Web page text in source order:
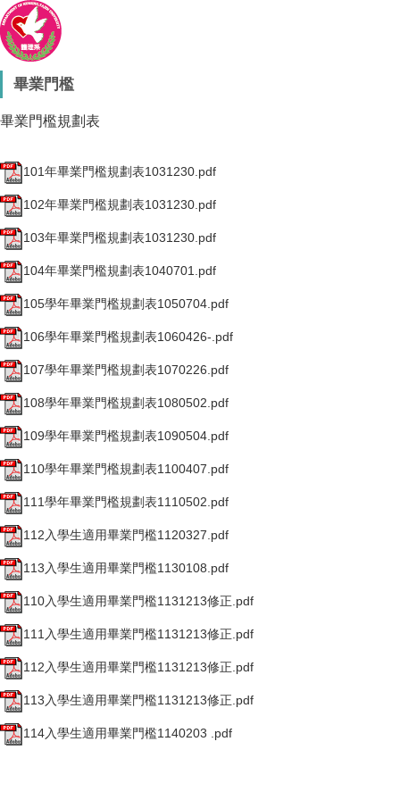
畢業門檻
畢業門檻規劃表
101年畢業門檻規劃表1031230.pdf
102年畢業門檻規劃表1031230.pdf
103年畢業門檻規劃表1031230.pdf
104年畢業門檻規劃表1040701.pdf
105學年畢業門檻規劃表1050704.pdf
106學年畢業門檻規劃表1060426-.pdf
107學年畢業門檻規劃表1070226.pdf
108學年畢業門檻規劃表1080502.pdf
109學年畢業門檻規劃表1090504.pdf
110學年畢業門檻規劃表1100407.pdf
111學年畢業門檻規劃表1110502.pdf
112入學生適用畢業門檻1120327.pdf
113入學生適用畢業門檻1130108.pdf
110入學生適用畢業門檻1131213修正.pdf
111入學生適用畢業門檻1131213修正.pdf
112入學生適用畢業門檻1131213修正.pdf
113入學生適用畢業門檻1131213修正.pdf
114入學生適用畢業門檻1140203 .pdf